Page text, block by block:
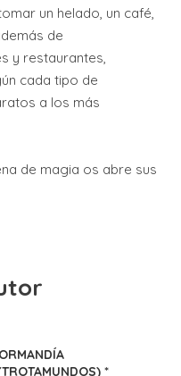
un helado, un café,
de
y restaurantes,
cada tipo de
a los más
de magia os abre sus
*